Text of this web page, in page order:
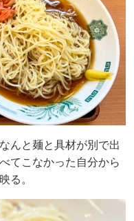
んと麺と具材が別で出
てこなかった自分から
る。